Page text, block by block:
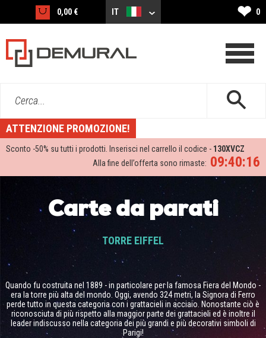
0,00 € IT ❤ 0
Cerca...
ATTENZIONE PROMOZIONE!
Sconto -50% su tutti i prodotti. Inserisci nel carrello il codice - 130XVCZ
09:40:14
Alla fine dell’offerta sono rimaste:
Carte da parati
TORRE EIFFEL
Quando fu costruita nel 1889 - in particolare per la famosa Fiera del Mondo -
era la torre più alta del mondo. Oggi, avendo 324 metri, la Signora di Ferro
perde tutto in questa categoria con i grattacieli in acciaio. Nonostante ciò è
riconosciuta di più rispetto alla maggior parte dei grattacieli ed è inoltre il
leader indiscusso nella categoria dei più grandi e più decorativi simboli di
Parigi!